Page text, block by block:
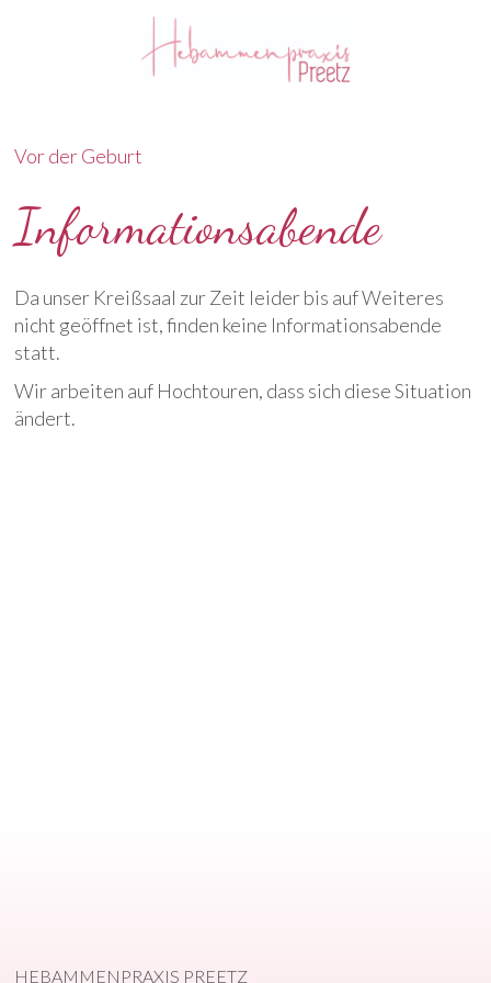
Vor der Geburt
Informationsabende
Da unser Kreißsaal zur Zeit leider bis auf Weiteres
nicht geöffnet ist, finden keine Informationsabende
statt.
Wir arbeiten auf Hochtouren, dass sich diese Situation
ändert.
HEBAMMENPRAXIS PREETZ